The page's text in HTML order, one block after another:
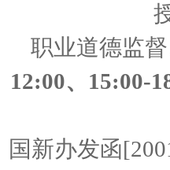
职业道德监
12:00、15:00-
国新办发函